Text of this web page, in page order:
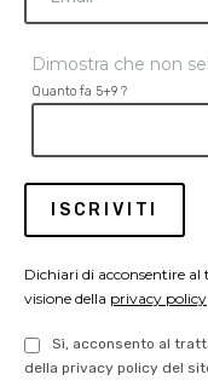
Dimostra che non
Quanto fa 5+9 ?
Dichiari di acconsentire
visione della privacy policy
Sì, acconsento al
della privacy policy del